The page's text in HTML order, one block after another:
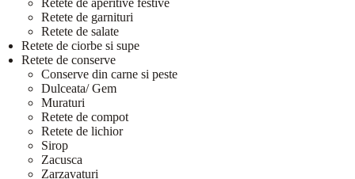
Retete de garnituri
Retete de salate
Retete de ciorbe si supe
Retete de conserve
Conserve din carne si peste
Dulceata/ Gem
Muraturi
Retete de compot
Retete de lichior
Sirop
Zacusca
Zarzavaturi